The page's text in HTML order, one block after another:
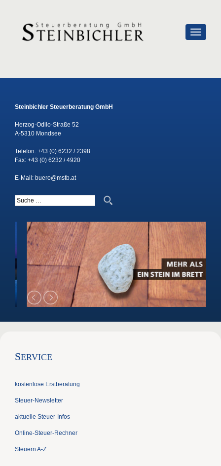
Steinbichler Steuerberatung GmbH
Herzog-Odilo-Straße 52
A-5310 Mondsee
Telefon: +43 (0) 6232 / 2398
Fax: +43 (0) 6232 / 4920
E-Mail: buero@mstb.at
Suche nach:
SERVICE
kostenlose Erstberatung
Steuer-Newsletter
aktuelle Steuer-Infos
Online-Steuer-Rechner
Steuern A-Z